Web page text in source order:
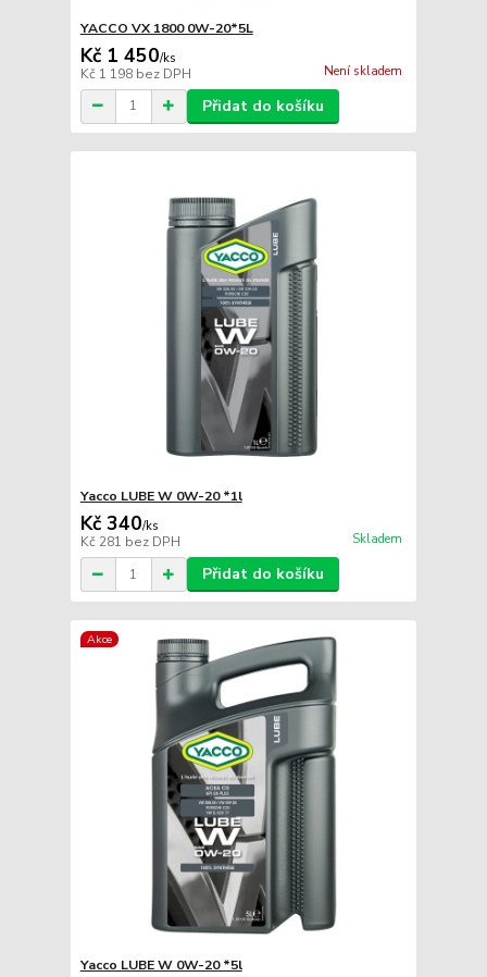
YACCO VX 1800 0W-20*5L
Kč 1 450/ks
Kč 1 198 bez DPH Není skladem
Přidat do košíku
Yacco LUBE W 0W-20 *1l
Kč 340/ks
Kč 281 bez DPH Skladem
Přidat do košíku
Akce
Yacco LUBE W 0W-20 *5l